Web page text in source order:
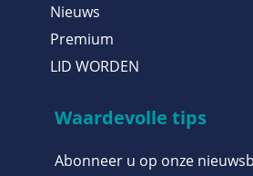
Nieuws
Premium
LID WORDEN
Waardevolle tips
Abonneer u op onze